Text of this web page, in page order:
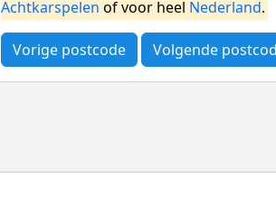
Achtkarspelen of voor heel Nederland.
Vorige postcode Volgende